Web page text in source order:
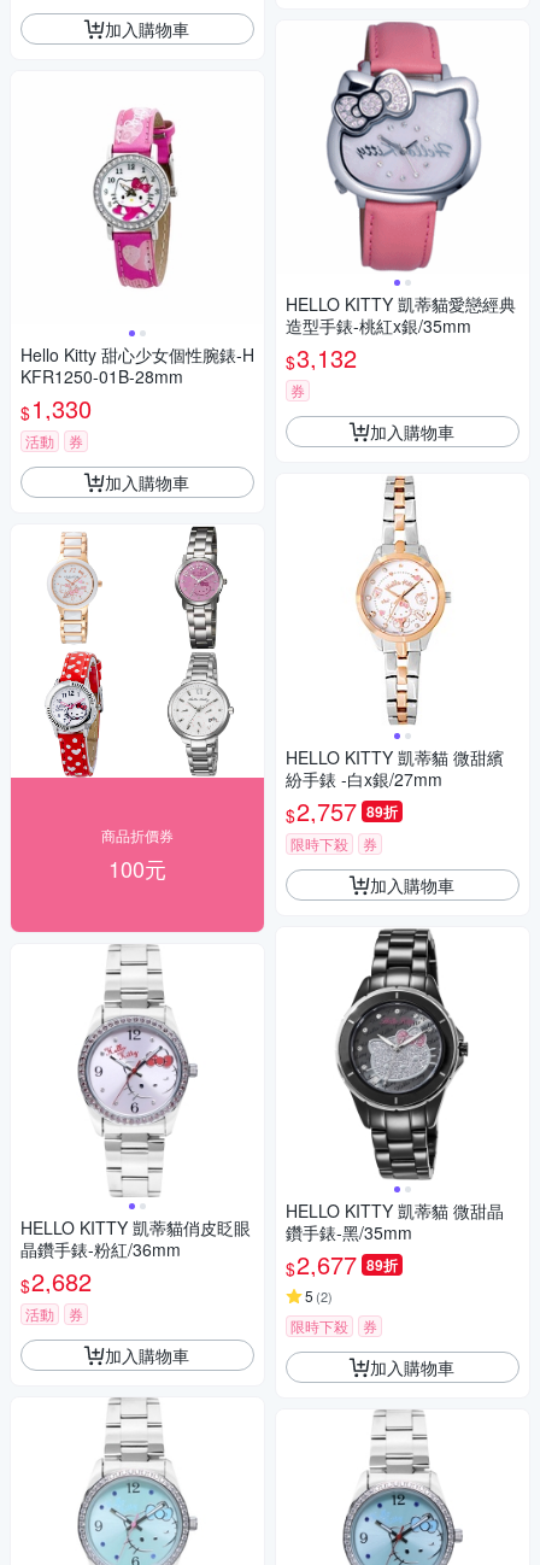
加入購物車
Hello Kitty 甜心少女個性腕錶-H
KFR1250-01B-28mm
$1,330
活動 券
加入購物車
商品折價券
100元
HELLO KITTY 凱蒂貓俏皮眨眼
晶鑽手錶-粉紅/36mm
$2,682
活動 券
加入購物車
HELLO KITTY 凱蒂貓愛戀經典
造型手錶-桃紅x銀/35mm
$3,132
券
加入購物車
HELLO KITTY 凱蒂貓 微甜繽
紛手錶 -白x銀/27mm
$2,757 89折
限時下殺 券
加入購物車
HELLO KITTY 凱蒂貓 微甜晶
鑽手錶-黑/35mm
$2,677 89折
5 (2)
限時下殺 券
加入購物車